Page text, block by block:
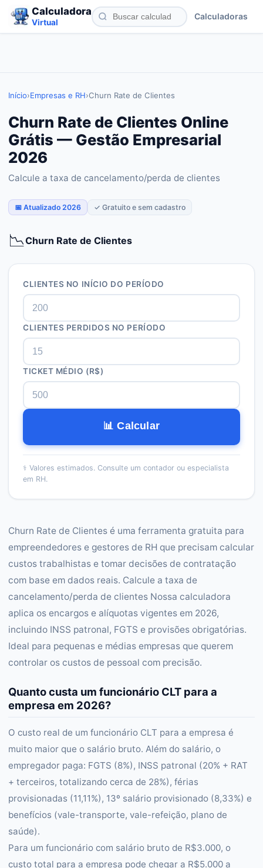
Calculadora
Virtual
Calculadoras
Início›Empresas e RH›Churn Rate de Clientes
Churn Rate de Clientes Online
Grátis — Gestão Empresarial
2026
Calcule a taxa de cancelamento/perda de clientes
📅 Atualizado 2026 ✓ Gratuito e sem cadastro
📉Churn Rate de Clientes
CLIENTES NO INÍCIO DO PERÍODO
CLIENTES PERDIDOS NO PERÍODO
TICKET MÉDIO (R$)
📊 Calcular
⚕️ Valores estimados. Consulte um contador ou especialista
em RH.
Churn Rate de Clientes é uma ferramenta gratuita para
empreendedores e gestores de RH que precisam calcular
custos trabalhistas e tomar decisões de contratação
com base em dados reais. Calcule a taxa de
cancelamento/perda de clientes Nossa calculadora
aplica os encargos e alíquotas vigentes em 2026,
incluindo INSS patronal, FGTS e provisões obrigatórias.
Ideal para pequenas e médias empresas que querem
controlar os custos de pessoal com precisão.
Quanto custa um funcionário CLT para a
empresa em 2026?
O custo real de um funcionário CLT para a empresa é
muito maior que o salário bruto. Além do salário, o
empregador paga: FGTS (8%), INSS patronal (20% + RAT
+ terceiros, totalizando cerca de 28%), férias
provisionadas (11,11%), 13º salário provisionado (8,33%) e
benefícios (vale-transporte, vale-refeição, plano de
saúde).
Para um funcionário com salário bruto de R$3.000, o
custo total para a empresa pode chegar a R$5.000 a